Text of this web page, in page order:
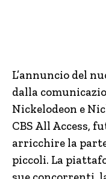
L’annuncio del
dalla
Nickelodeon e
CBS All Access,
arricchire la
piccoli. La